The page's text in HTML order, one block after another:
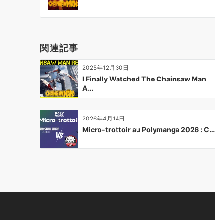
シ
ョ
ン
関連記事
2025年12月30日
I Finally Watched The Chainsaw Man
A…
2026年4月14日
Micro-trottoir au Polymanga 2026 : C…